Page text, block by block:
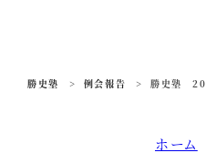
勝史塾 > 例会報告 > 勝史塾
ホーム